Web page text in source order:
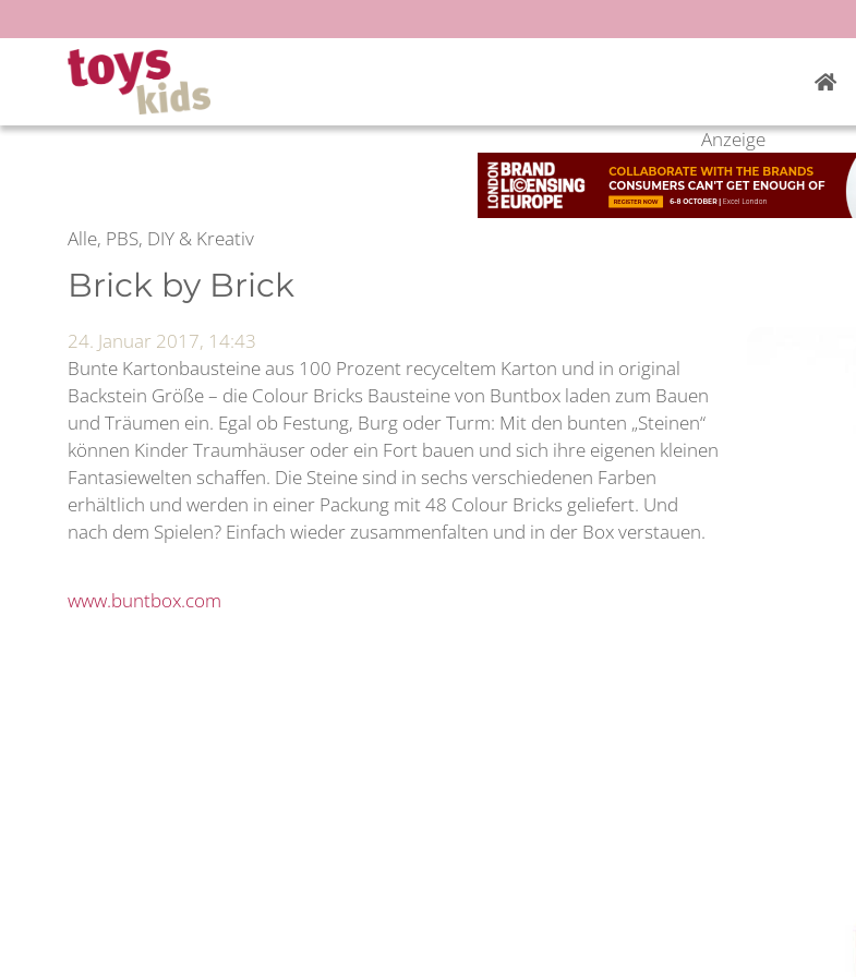
Inhalt
springen
Anzeige
Alle, PBS, DIY & Kreativ
Brick by Brick
24. Januar 2017, 14:43
Bunte Kartonbausteine aus 100 Prozent recyceltem Karton und in original
Backstein Größe – die Colour Bricks Bausteine von Buntbox laden zum Bauen
und Träumen ein. Egal ob Festung, Burg oder Turm: Mit den bunten „Steinen“
können Kinder Traumhäuser oder ein Fort bauen und sich ihre eigenen kleinen
Fantasiewelten schaffen. Die Steine sind in sechs verschiedenen Farben
erhältlich und werden in einer Packung mit 48 Colour Bricks geliefert. Und
nach dem Spielen? Einfach wieder zusammenfalten und in der Box verstauen.
www.buntbox.com